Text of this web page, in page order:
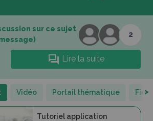
sur ce sujet
2
forum Lire la suite
Vidéo Portail thématique >
Tutoriel application